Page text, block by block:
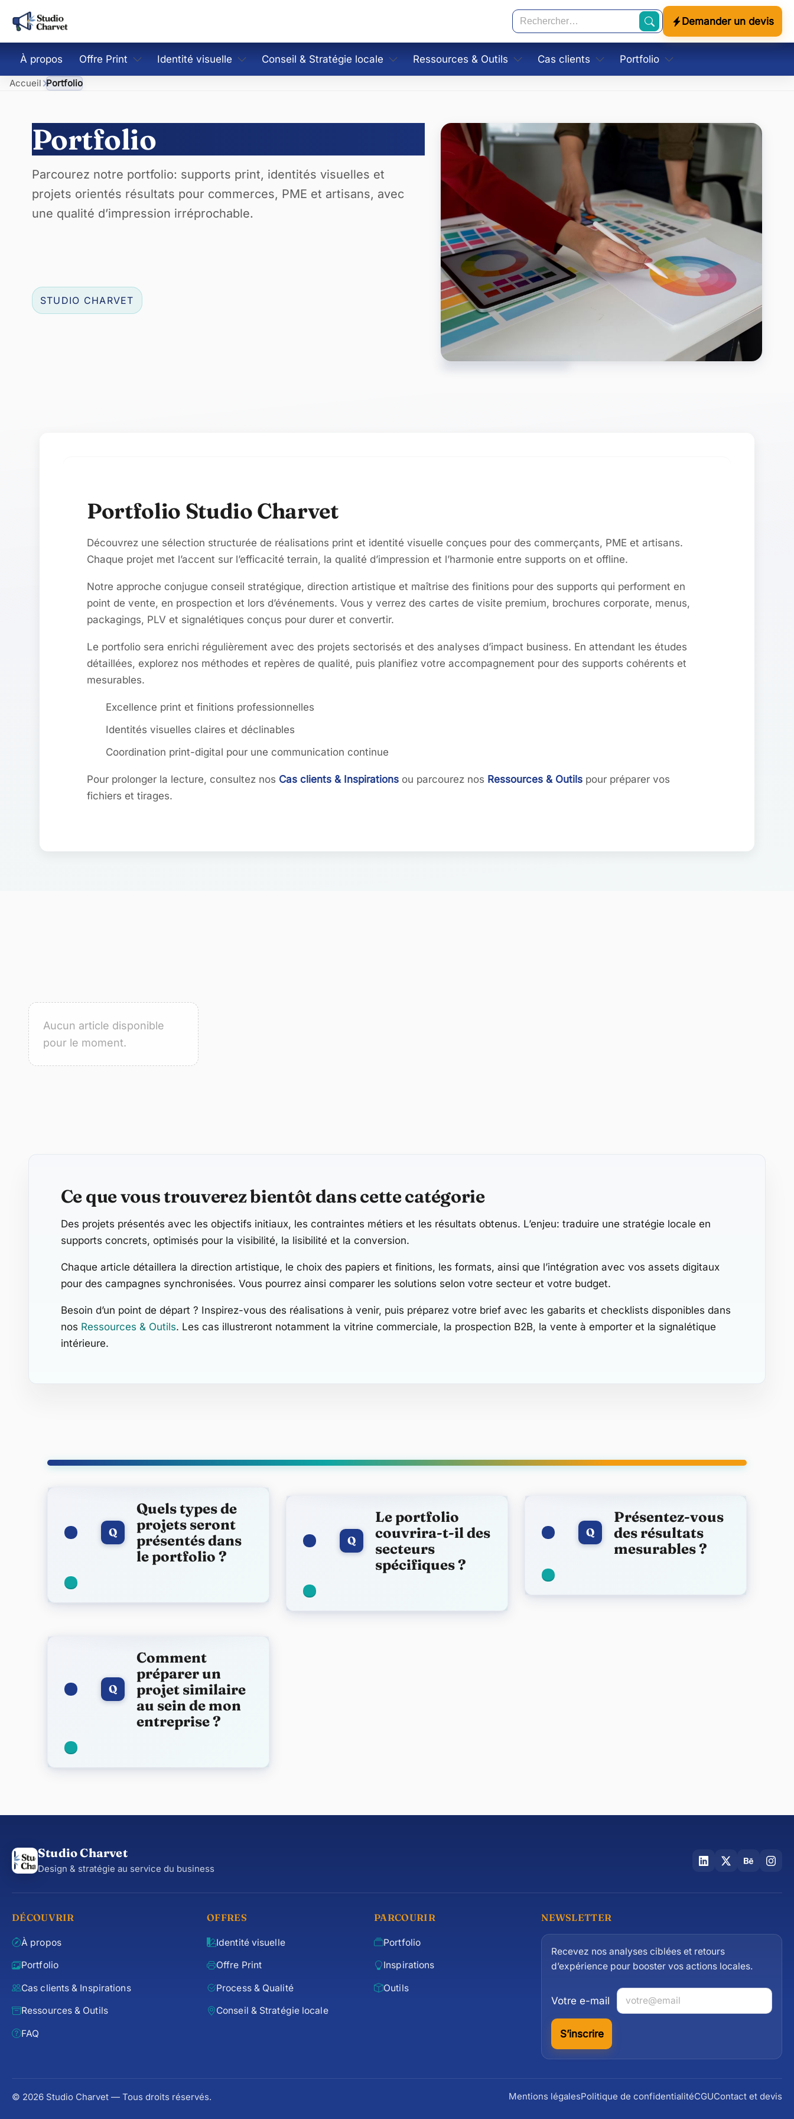
Recherche
Demander un devis
À propos Offre Print
Flyers et brochures
Signalétique intérieure et
extérieure
PLV & Matériel promotionnel
Identité visuelle
Charte graphique & guidelines
Direction artistique & maquettes
Conseil & Stratégie locale
Coordination print & digital
Accompagnement PME
Ressources & Outils
Gabarits
Conseils marketing
Assistant Choix du bon support
Générateur de palettes
Assistant stratégie locale
Cas clients
Tourisme
Portfolio
Supports imprimés
Accueil Portfolio
STUDIO CHARVET
Portfolio
Parcourez notre portfolio: supports print, identités visuelles et
projets orientés résultats pour commerces, PME et artisans, avec
une qualité d’impression irréprochable.
Portfolio Studio Charvet
Découvrez une sélection structurée de réalisations print et identité visuelle conçues pour des commerçants, PME et artisans.
Chaque projet met l’accent sur l’efficacité terrain, la qualité d’impression et l’harmonie entre supports on et offline.
Notre approche conjugue conseil stratégique, direction artistique et maîtrise des finitions pour des supports qui performent en
point de vente, en prospection et lors d’événements. Vous y verrez des cartes de visite premium, brochures corporate, menus,
packagings, PLV et signalétiques conçus pour durer et convertir.
Le portfolio sera enrichi régulièrement avec des projets sectorisés et des analyses d’impact business. En attendant les études
détaillées, explorez nos méthodes et repères de qualité, puis planifiez votre accompagnement pour des supports cohérents et
mesurables.
Excellence print et finitions professionnelles
Identités visuelles claires et déclinables
Coordination print-digital pour une communication continue
Pour prolonger la lecture, consultez nos Cas clients & Inspirations ou parcourez nos Ressources & Outils pour préparer vos
fichiers et tirages.
Articles de la catégorie
Aucun article disponible
pour le moment.
Ce que vous trouverez bientôt dans cette catégorie
Des projets présentés avec les objectifs initiaux, les contraintes métiers et les résultats obtenus. L’enjeu: traduire une stratégie locale en
supports concrets, optimisés pour la visibilité, la lisibilité et la conversion.
Chaque article détaillera la direction artistique, le choix des papiers et finitions, les formats, ainsi que l’intégration avec vos assets digitaux
pour des campagnes synchronisées. Vous pourrez ainsi comparer les solutions selon votre secteur et votre budget.
Besoin d’un point de départ ? Inspirez-vous des réalisations à venir, puis préparez votre brief avec les gabarits et checklists disponibles dans
nos Ressources & Outils. Les cas illustreront notamment la vitrine commerciale, la prospection B2B, la vente à emporter et la signalétique
intérieure.
FAQ
Q
Quels types de
projets seront
présentés dans
le portfolio ?
Q
Le portfolio
couvrira-t-il des
secteurs
spécifiques ?
Q
Présentez-vous
des résultats
mesurables ?
Q
Comment
préparer un
projet similaire
au sein de mon
entreprise ?
Studio Charvet
Design & stratégie au service du business
DÉCOUVRIR
À propos
Portfolio
Cas clients & Inspirations
Ressources & Outils
FAQ
OFFRES
Identité visuelle
Offre Print
Process & Qualité
Conseil & Stratégie locale
PARCOURIR
Portfolio
Inspirations
Outils
NEWSLETTER
Recevez nos analyses ciblées et retours
d’expérience pour booster vos actions locales.
Votre e-mail
S’inscrire
© 2026 Studio Charvet — Tous droits réservés. Mentions légalesPolitique de confidentialitéCGUContact et devis